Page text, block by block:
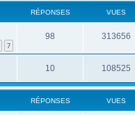
RÉPONSES VUES
7
98 313656
10 108525
RÉPONSES VUES